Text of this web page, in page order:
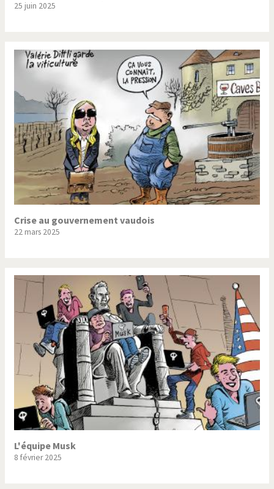
Vous avez dit "Islam"?
25 juin 2025
Crise au gouvernement vaudois
22 mars 2025
L'équipe Musk
8 février 2025